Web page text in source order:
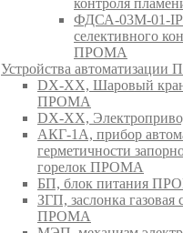
ФДСА-03М-01-
селективного
ПРОМА
Устройства
DX-XX, Шаровый
ПРОМА
DX-XX,
АКГ-1А, прибор
герметичности
горелок ПРОМА
БП, блок питания
ЗГП, заслонка газовая
ПРОМА